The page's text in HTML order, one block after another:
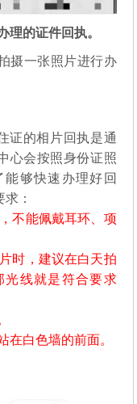
理的证件回执。
摄一张照片进行办
证的相片回执是通
心会按照身份证照
够快速办理好回
：
不能佩戴耳环、项
时，建议在白天拍
光线就是符合要求
在白色墙的前面。